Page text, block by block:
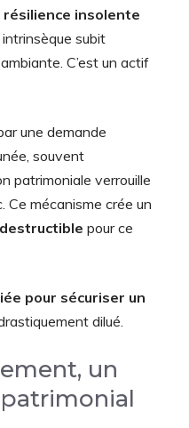
résilience insolente
intrinsèque subit
C’est un actif
une demande
souvent
patrimoniale verrouille
Ce mécanisme crée un
pour ce
pour sécuriser un
dilué.
un